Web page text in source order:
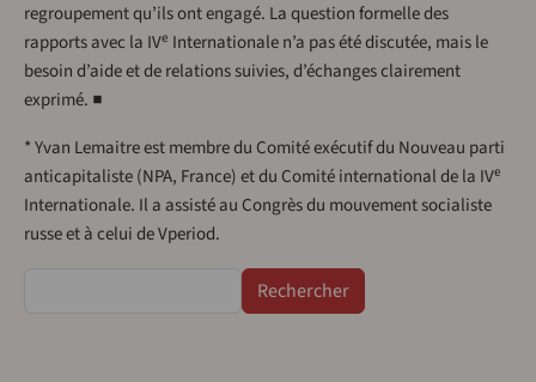
regroupement qu’ils ont engagé. La question formelle des
rapports avec la IVe Internationale n’a pas été discutée, mais le
besoin d’aide et de relations suivies, d’échanges clairement
exprimé. ■
* Yvan Lemaitre est membre du Comité exécutif du Nouveau parti
anticapitaliste (NPA, France) et du Comité international de la IVe
Internationale. Il a assisté au Congrès du mouvement socialiste
russe et à celui de Vperiod.